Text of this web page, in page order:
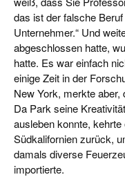
das ist der falsche
Unternehmer.“ Und
abgeschlossen hatte,
hatte. Es war einfach
einige Zeit in der
New York, merkte aber,
Da Park seine
ausleben konnte,
Südkalifornien zurück,
damals diverse
importierte.